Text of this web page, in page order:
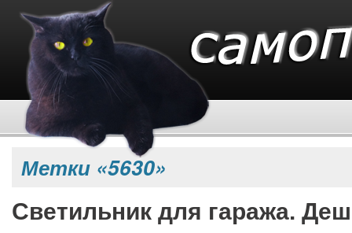
Метки «5630»
Светильник для гаража.